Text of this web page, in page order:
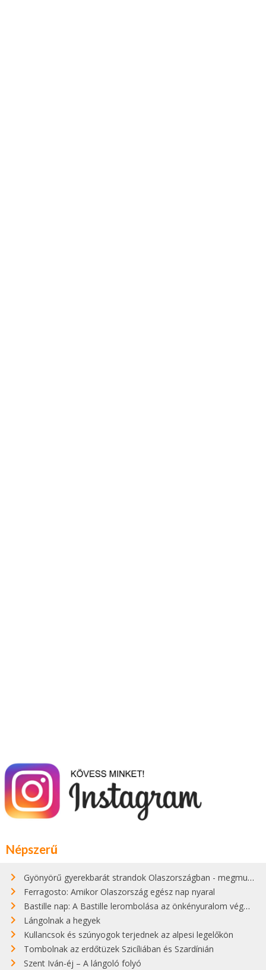
Népszerű
Gyönyörű gyerekbarát strandok Olaszországban - megmutatjuk a 15 legjobbat
Ferragosto: Amikor Olaszország egész nap nyaral
Bastille nap: A Bastille lerombolása az önkényuralom végét jelentette
Lángolnak a hegyek
Kullancsok és szúnyogok terjednek az alpesi legelőkön
Tombolnak az erdőtüzek Szicíliában és Szardínián
Szent Iván-éj – A lángoló folyó